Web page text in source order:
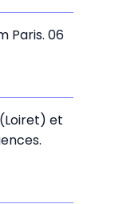
Paris. 06
et